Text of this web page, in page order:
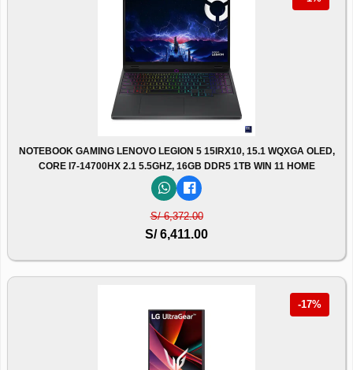
NOTEBOOK GAMING LENOVO LEGION 5 15IRX10, 15.1 WQXGA OLED,
CORE I7-14700HX 2.1 5.5GHZ, 16GB DDR5 1TB WIN 11 HOME
S/ 6,372.00
S/ 6,411.00
-17%